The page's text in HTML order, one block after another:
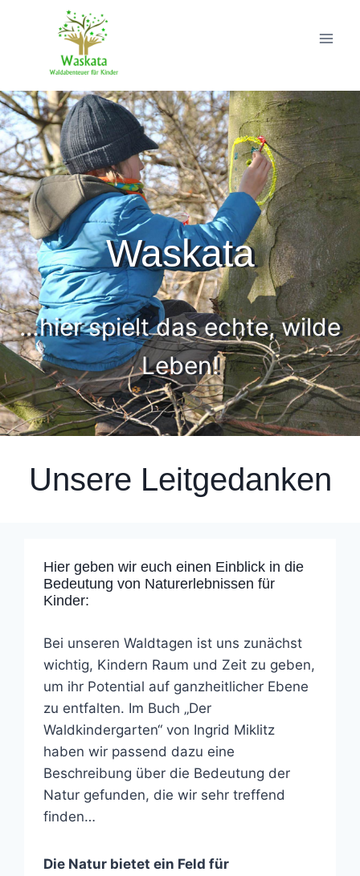
Waskata
…hier spielt das echte, wilde
Leben!
Unsere Leitgedanken
Hier geben wir euch einen Einblick in die
Bedeutung von Naturerlebnissen für
Kinder:
Bei unseren Waldtagen ist uns zunächst
wichtig, Kindern Raum und Zeit zu geben,
um ihr Potential auf ganzheitlicher Ebene
zu entfalten. Im Buch „Der
Waldkindergarten“ von Ingrid Miklitz
haben wir passend dazu eine
Beschreibung über die Bedeutung der
Natur gefunden, die wir sehr treffend
finden…
Die Natur bietet ein Feld für